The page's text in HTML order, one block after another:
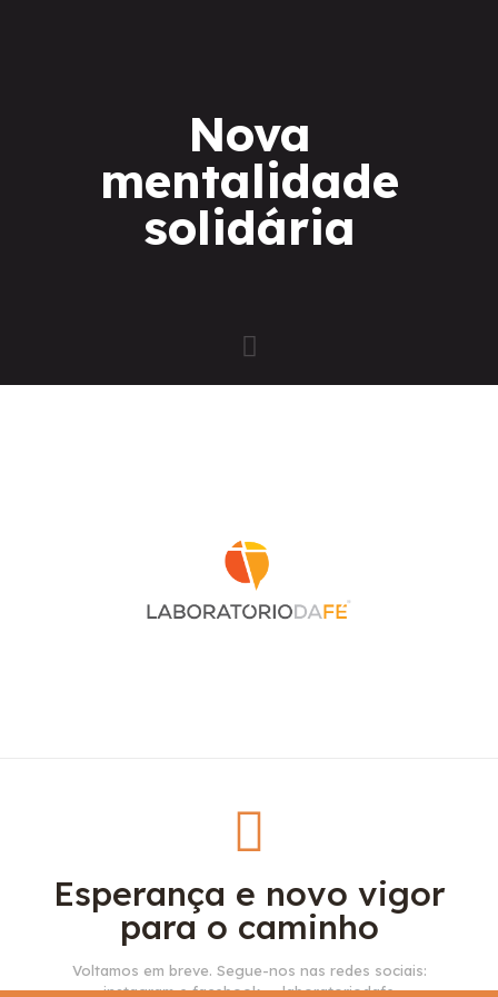
Nova
mentalidade
solidária
Esperança e novo vigor
para o caminho
Voltamos em breve. Segue-nos nas redes sociais:
instagram e facebook — laboratoriodafe